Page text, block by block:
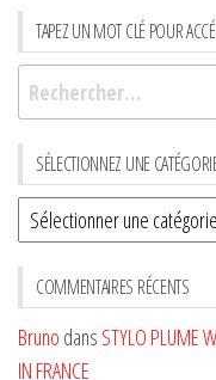
TAPEZ UN MOT CLÉ POUR
Rechercher :
SÉLECTIONNEZ UNE
Sélectionnez
une
CATÉGORIE
COMMENTAIRES RÉCENTS
Bruno dans STYLO PLUME
IN FRANCE